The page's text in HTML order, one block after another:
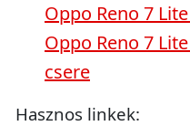
Oppo Reno 7
Oppo Reno 7
csere
Hasznos linkek: